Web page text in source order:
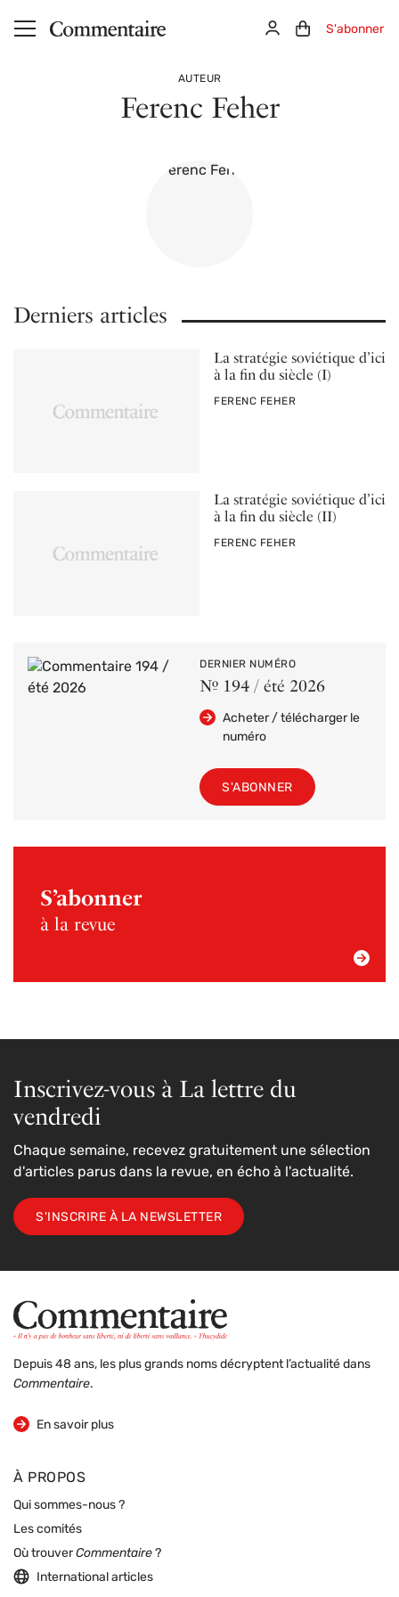
Aller au contenu principal ConnexionPanier (0)
S'abonner
AUTEUR
Ferenc Feher
Derniers articles
La stratégie soviétique d’ici
à la fin du siècle (I)
PAR
FERENC FEHER
La stratégie soviétique d’ici
à la fin du siècle (II)
PAR
FERENC FEHER
DERNIER NUMÉRO
Nº 194 / été 2026
Acheter / télécharger le
numéro
S'ABONNER
S’abonner
à la revue
Inscrivez-vous à La lettre du
vendredi
Chaque semaine, recevez gratuitement une sélection
d'articles parus dans la revue, en écho à l'actualité.
S'INSCRIRE À LA NEWSLETTER
Depuis 48 ans, les plus grands noms décryptent l’actualité dans
Commentaire.
En savoir plus
sur la revue
À PROPOS
Qui sommes-nous ?
Les comités
Où trouverCommentaire ?
International articles